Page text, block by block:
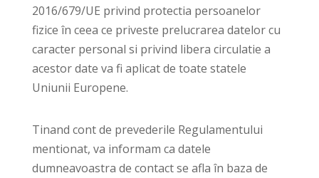
2016/679/UE privind protectia persoanelor
fizice în ceea ce priveste prelucrarea datelor cu
caracter personal si privind libera circulatie a
acestor date va fi aplicat de toate statele
Uniunii Europene.
Tinand cont de prevederile Regulamentului
mentionat, va informam ca datele
dumneavoastra de contact se afla în baza de